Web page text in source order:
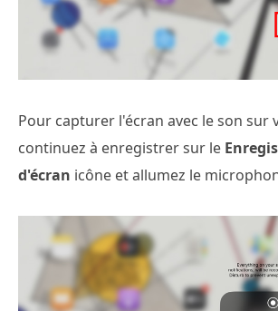
Pour capturer l'écran avec le son sur
continuez à enregistrer sur le
d'écran icône et allumez le